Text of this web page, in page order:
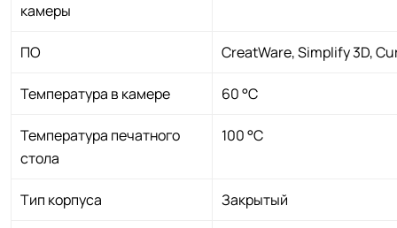
камеры
ПО CreatWare, Simplify 3D,
Температура в камере 60 °С
Температура печатного
стола
100 °С
Тип корпуса Закрытый